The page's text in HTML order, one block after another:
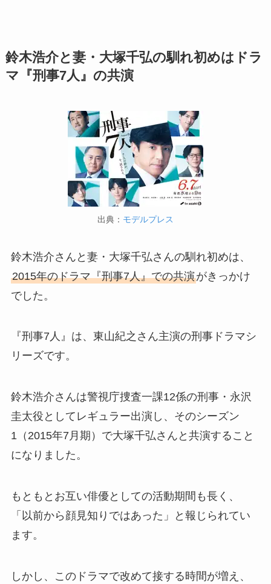
鈴木浩介と妻・大塚千弘の馴れ初めはドラ
マ『刑事7人』の共演
出典： モデルプレス
鈴木浩介さんと妻・大塚千弘さんの馴れ初めは、
2015年のドラマ『刑事7人』での共演がきっかけ
でした。
『刑事7人』は、東山紀之さん主演の刑事ドラマシ
リーズです。
鈴木浩介さんは警視庁捜査一課12係の刑事・永沢
圭太役としてレギュラー出演し、そのシーズン
1（2015年7月期）で大塚千弘さんと共演すること
になりました。
もともとお互い俳優としての活動期間も長く、
「以前から顔見知りではあった」と報じられてい
ます。
しかし、このドラマで改めて接する時間が増え、